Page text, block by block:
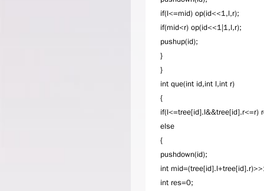
if(l<=mid) op(id<<1,l,r);
if(mid<r) op(id<<1|1,l,r);
pushup(id);
}
}
int que(int id,int l,int r)
{
if(l<=tree[id].l&&tree[id].r<=r)
else
{
pushdown(id);
int
int res=0;